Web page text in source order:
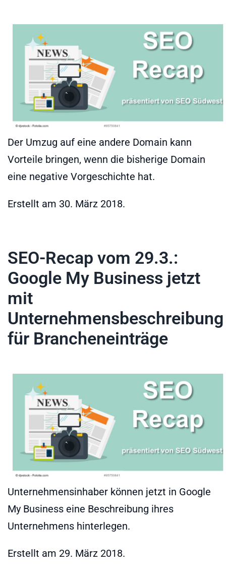
Der Umzug auf eine andere Domain kann
Vorteile bringen, wenn die bisherige Domain
eine negative Vorgeschichte hat.
Erstellt am 30. März 2018.
SEO-Recap vom 29.3.:
Google My Business jetzt
mit
Unternehmensbeschreibung
für Brancheneinträge
Unternehmensinhaber können jetzt in Google
My Business eine Beschreibung ihres
Unternehmens hinterlegen.
Erstellt am 29. März 2018.